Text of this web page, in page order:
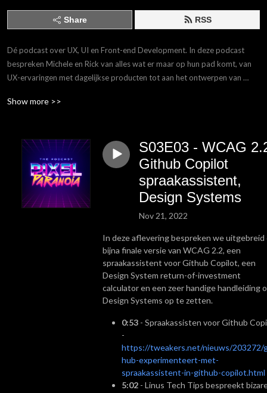
Share RSS
Dé podcast over UX, UI en Front-end Development. In deze podcast
bespreken Michele en Rick van alles wat er maar op hun pad komt, van
UX-ervaringen met dagelijkse producten tot aan het ontwerpen van
die inhoudelijke kennis meenemen uit hun vakgebied. Kortom, de plek
Show more >>
S03E03 - WCAG
Github Copilot
spraakassistent,
Design Systems
Nov 21, 2022
In deze aflevering bespreken we uitgebreid
bijna finale versie van WCAG 2.2, een
spraakassistent voor Github Copilot, een
Design System return-of-investment
calculator en een zeer handige handleiding
Design Systems op te zetten.
0:53 - Spraakassisten voor Github
-
https://tweakers.net/nieuws/203272/
hub-experimenteert-met-
spraakassistent-in-github-copilot.html
5:02 - Linus Tech Tips bespreekt